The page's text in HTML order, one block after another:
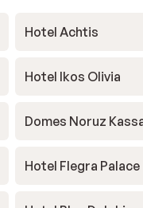
Hotel Achtis
Hotel Ikos Olivia
Domes Noruz
Hotel Flegra Palace